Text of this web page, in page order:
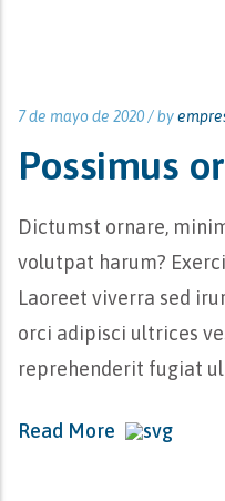
7 de mayo de 2020 /by
Possimus
Dictumst ornare,
volutpat harum?
Laoreet viverra sed
orci adipisci ultrices
reprehenderit fugiat
Read More